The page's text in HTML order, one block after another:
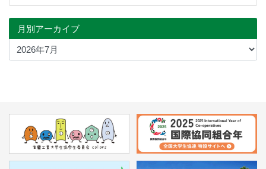
月別アーカイブ